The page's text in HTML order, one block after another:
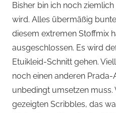
Bisher bin ich noch
wird. Alles übermäßig
diesem extremen Stoffmix
ausgeschlossen. Es wird
Etuikleid-Schnitt gehen.
noch einen anderen
unbedingt umsetzen muss.
gezeigten Scribbles, das